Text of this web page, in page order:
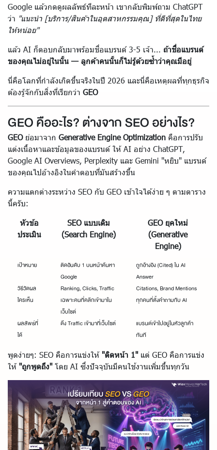
Google แล้วกดดูผลลัพธ์ทีละหน้า เขากลับพิมพ์ถาม ChatGPT
ว่า "แนะนำ [บริการ/สินค้าในอุตสาหกรรมคุณ] ที่ดีที่สุดในไทย
ให้หน่อย"
แล้ว AI ก็ตอบกลับมาพร้อมชื่อแบรนด์ 3-5 เจ้า... ถ้าชื่อแบรนด์
ของคุณไม่อยู่ในนั้น — ลูกค้าคนนั้นก็ไม่รู้ด้วยซ้ำว่าคุณมีอยู่
นี่คือโลกที่กำลังเกิดขึ้นจริงในปี 2026 และนี่คือเหตุผลที่ทุกธุรกิจ
ต้องรู้จักกับสิ่งที่เรียกว่า GEO
GEO คืออะไร? ต่างจาก SEO อย่างไร?
GEOย่อมาจาก Generative Engine Optimization คือการปรับ
แต่งเนื้อหาและข้อมูลของแบรนด์ ให้ AI อย่าง ChatGPT,
Google AI Overviews, Perplexity และ Gemini "หยิบ" แบรนด์
ของคุณไปอ้างอิงในคำตอบที่มันสร้างขึ้น
ความแตกต่างระหว่าง SEO กับ GEO เข้าใจได้ง่าย ๆ ตามตาราง
นี้ครับ:
หัวข้อ
ประเมิน
SEO แบบเดิม
(Search Engine)
GEO ยุคใหม่
(Generative
Engine)
เป้าหมาย
ติดอันดับ 1 บนหน้าค้นหา
Google
ถูกอ้างอิง (Cited) ใน AI
Answer
วิธีวัดผล
Ranking, Clicks, Traffic
Citations, Brand Mentions
ใครเห็น
เฉพาะคนที่คลิกเข้ามาใน
เว็บไซต์
ทุกคนที่ตั้งคำถามกับ AI
ผลลัพธ์ที่
ได้
ดึง Traffic เข้ามาที่เว็บไซต์
แบรนด์เข้าไปอยู่ในหัวลูกค้า
ทันที
พูดง่ายๆ: SEO คือการแข่งให้ "ติดหน้า 1"แต่ GEO คือการแข่ง
ให้ "ถูกพูดถึง"โดย AI ซึ่งปัจจุบันมีคนใช้งานเพิ่มขึ้นทุกวัน